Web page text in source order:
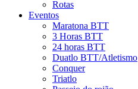
Rotas
Eventos
Maratona BTT
3 Horas BTT
24 horas BTT
Duatlo BTT/Atletismo
Conquer
Triatlo